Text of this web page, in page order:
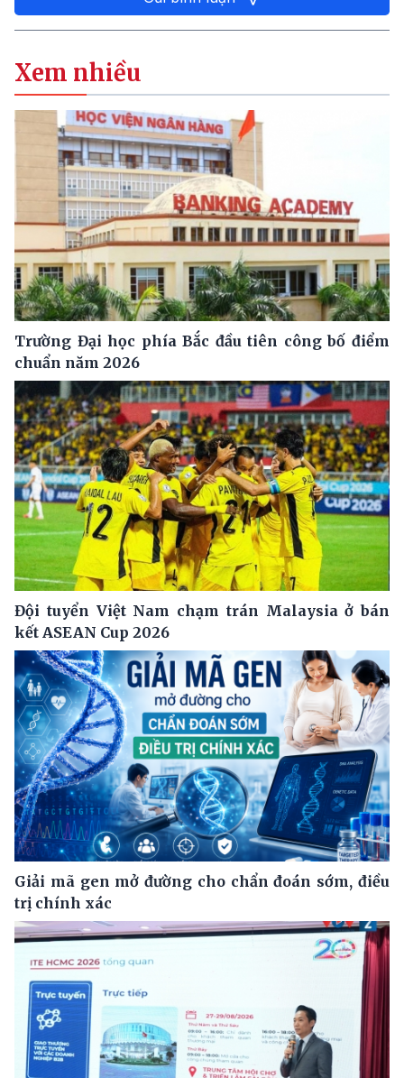
Xem nhiều
Trường Đại học phía Bắc đầu tiên công bố điểm
chuẩn năm 2026
Đội tuyển Việt Nam chạm trán Malaysia ở bán
kết ASEAN Cup 2026
Giải mã gen mở đường cho chẩn đoán sớm, điều
trị chính xác